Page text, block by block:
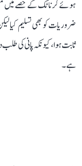
ہوئے کرناٹک کے حصے میں
ضروریات کو بھی تسلیم کیا
ثابت ہوا، کیونکہ پانی کی
ہے۔